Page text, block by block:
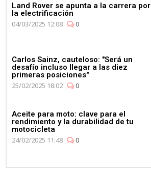
Land Rover se apunta a la carrera por
la electrificación
04/03/2025 12:08
0
Carlos Sainz, cauteloso: "Será un
desafío incluso llegar a las diez
primeras posiciones"
25/02/2025 18:02
0
Aceite para moto: clave para el
rendimiento y la durabilidad de tu
motocicleta
24/02/2025 11:48
0